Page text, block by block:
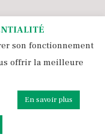
Ezavin
rgpd
son fonctionnement
offrir la meilleure
En savoir plus